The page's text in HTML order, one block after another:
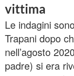
vittima
Le indagini
Trapani dopo
nell’agosto
padre) si era